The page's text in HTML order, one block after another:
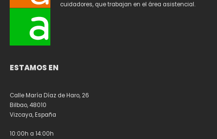
cuidadores, que trabajan en el área asistencial.
ESTAMOS EN
Calle María Díaz de Haro, 26
Bilbao, 48010
Vizcaya, España
10:00h a 14:00h